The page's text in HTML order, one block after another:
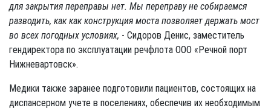
для закрытия переправы нет. Мы переправу не собираемся
разводить, как как конструкция моста позволяет держать мост
во всех погодных условиях, - Сидоров Денис, заместитель
гендиректора по эксплуатации речфлота ООО «Речной порт
Нижневартовск».
Медики также заранее подготовили пациентов, состоящих на
диспансерном учете в поселениях, обеспечив их необходимым